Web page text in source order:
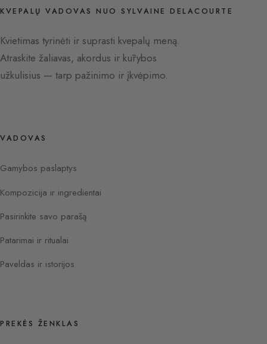
KVEPALŲ VADOVAS NUO SYLVAINE DELACOURTE
Kvietimas tyrinėti ir suprasti kvepalų meną.
Atraskite žaliavas, akordus ir kūrybos
užkulisius — tarp pažinimo ir įkvėpimo.
VADOVAS
Gamybos paslaptys
Kompozicija ir ingredientai
Pasirinkite savo parašą
Patarimai ir ritualai
Paveldas ir istorijos
PREKĖS ŽENKLAS